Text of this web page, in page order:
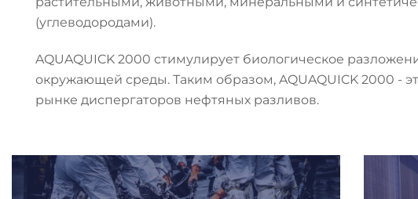
(углеводородами).
AQUAQUICK 2000 стимулирует биологическое
окружающей среды. Таким образом, AQUAQUICK 2000 -
рынке диспергаторов нефтяных разливов.